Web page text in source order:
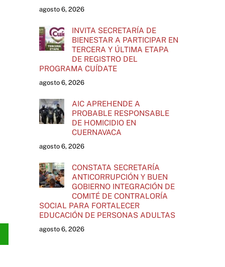
agosto 6, 2026
INVITA SECRETARÍA DE
BIENESTAR A PARTICIPAR EN
TERCERA Y ÚLTIMA ETAPA
DE REGISTRO DEL
PROGRAMA CUÍDATE
agosto 6, 2026
AIC APREHENDE A
PROBABLE RESPONSABLE
DE HOMICIDIO EN
CUERNAVACA
agosto 6, 2026
CONSTATA SECRETARÍA
ANTICORRUPCIÓN Y BUEN
GOBIERNO INTEGRACIÓN DE
COMITÉ DE CONTRALORÍA
SOCIAL PARA FORTALECER
EDUCACIÓN DE PERSONAS ADULTAS
agosto 6, 2026